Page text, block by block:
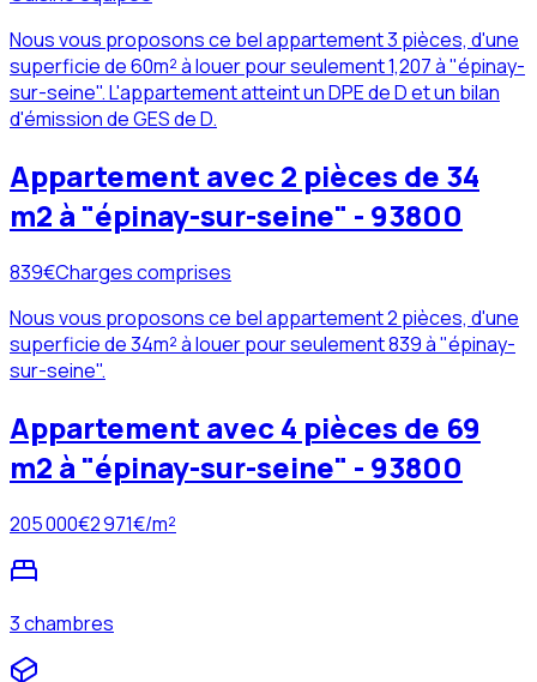
Nous vous proposons ce bel appartement 3 pièces, d'une
superficie de 60m² à louer pour seulement 1,207 à "épinay-
sur-seine". L'appartement atteint un DPE de D et un bilan
d'émission de GES de D.
Appartement avec 2 pièces de 34
m2 à "épinay-sur-seine" - 93800
839€Charges comprises
Nous vous proposons ce bel appartement 2 pièces, d'une
superficie de 34m² à louer pour seulement 839 à "épinay-
sur-seine".
Appartement avec 4 pièces de 69
m2 à "épinay-sur-seine" - 93800
205 000€2 971€/m²
3 chambres